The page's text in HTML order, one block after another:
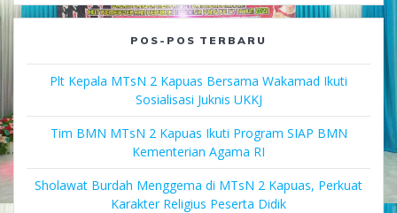
POS-POS TERBARU
Plt Kepala MTsN 2 Kapuas Bersama Wakamad Ikuti
Sosialisasi Juknis UKKJ
Tim BMN MTsN 2 Kapuas Ikuti Program SIAP BMN
Kementerian Agama RI
Sholawat Burdah Menggema di MTsN 2 Kapuas, Perkuat
Karakter Religius Peserta Didik